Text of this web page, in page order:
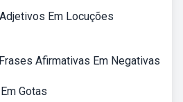
Em Locuções
Afirmativas Em Negativas
Gotas